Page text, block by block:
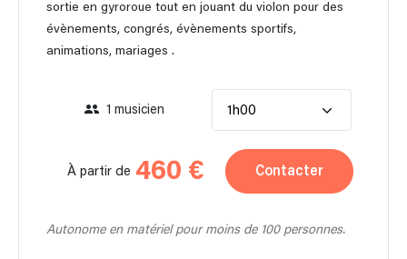
sortie en gyroroue tout en jouant du violon pour des
évènements, congrés, évènements sportifs,
animations, mariages .
1 musicien 1h00
À partir de 460 € Contacter
Autonome en matériel pour moins de 100 personnes.